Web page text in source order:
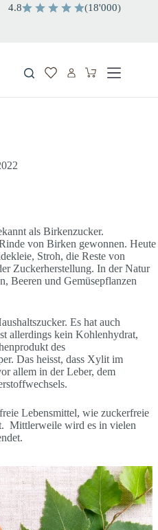
4.8 (18'000)
Warenkorb
als Birkenzucker.
von Birken gewonnen. Heute
Stroh, die Reste von
Zuckerherstellung. In der Natur
Beeren und Gemüsepflanzen
Es hat auch
allerdings kein Kohlenhydrat,
des
Das heisst, dass Xylit im
allem in der Leber, dem
Lebensmittel, wie zuckerfreie
Mittlerweile wird es in vielen